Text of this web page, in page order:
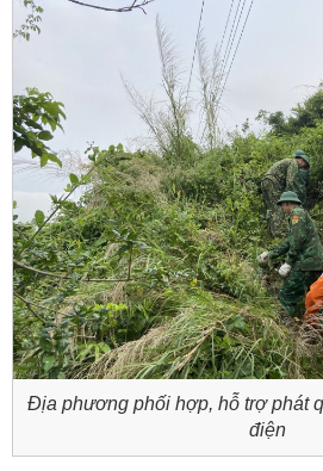
Địa phương phối hợp, hỗ trợ phát
điện